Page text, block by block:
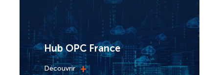
Hub OPC France
Découvrir +